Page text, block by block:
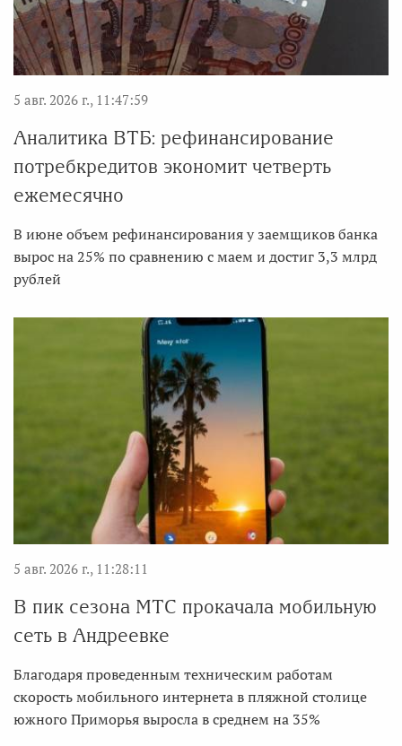
5 авг. 2026 г., 11:47:59
Аналитика ВТБ: рефинансирование
потребкредитов экономит четверть
ежемесячно
В июне объем рефинансирования у заемщиков банка
вырос на 25% по сравнению с маем и достиг 3,3 млрд
рублей
5 авг. 2026 г., 11:28:11
В пик сезона МТС прокачала мобильную
сеть в Андреевке
Благодаря проведенным техническим работам
скорость мобильного интернета в пляжной столице
южного Приморья выросла в среднем на 35%